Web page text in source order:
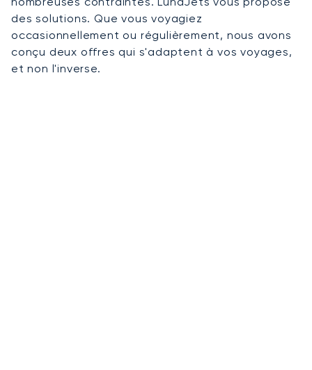
des solutions. Que vous voyagiez
occasionnellement ou régulièrement, nous avons
conçu deux offres qui s'adaptent à vos voyages,
et non l'inverse.